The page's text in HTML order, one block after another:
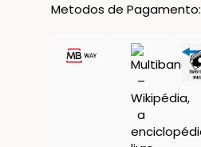
Metodos de Pagamento: